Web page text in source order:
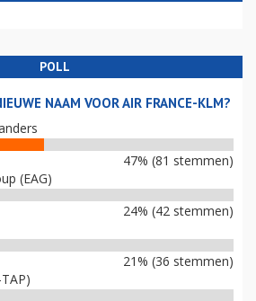
POLL
NAAM VOOR AIR FRANCE-KLM?
47% (81 stemmen)
(EAG)
24% (42 stemmen)
21% (36 stemmen)